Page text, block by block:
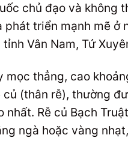
chủ đạo và không
triển mạnh mẽ ở
Vân Nam, Tứ
thẳng, cao
(thân rễ), thường
Rễ củ Bạch
ngà hoặc vàng